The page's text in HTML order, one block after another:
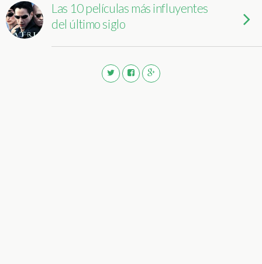
Las 10 películas más influyentes
del último siglo